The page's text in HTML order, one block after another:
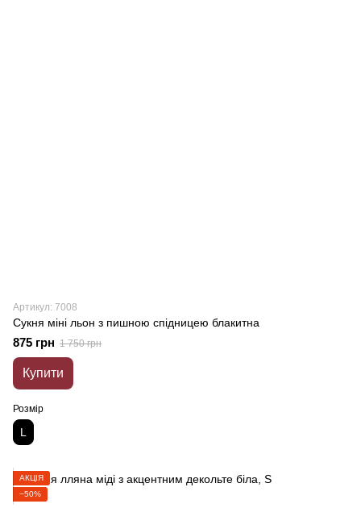
Артикул: 7008
Сукня міні льон з пишною спідницею блакитна
875 грн 1 750 грн
Купити
Розмір
L
АКЦІЯ
−50%